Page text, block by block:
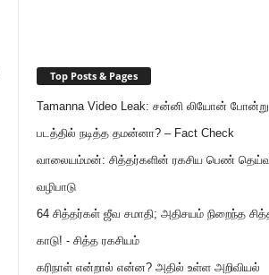
Top Posts & Pages
Tamanna Video Leak: சன்னி லியோன்
படத்தில் நடித்த தமன்னா? – Fact Check
வாலையம்மன்: சித்தர்களின் ரகசிய பெண்
வழிபாடு
64 சித்தர்கள் ஜீவ சமாதி; அதிசயம் நிறைந்த
காடு! - சித்த ரகசியம்
கரிநாள் என்றால் என்ன? அதில் உள்ள அறிவியல்